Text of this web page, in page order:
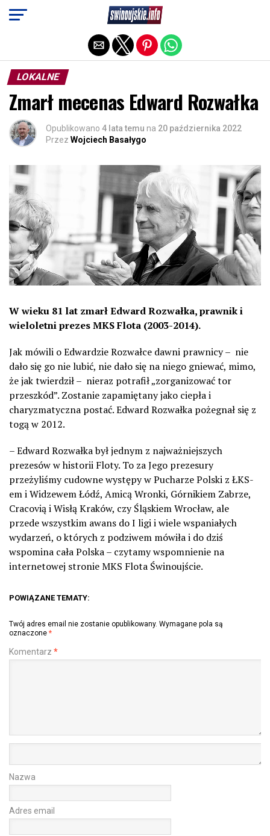
LOKALNE
Zmarł mecenas Edward Rozwałka
Opublikowano 4 lata temu na 20 października 2022
Przez Wojciech Basałygo
W wieku 81 lat zmarł Edward Rozwałka, prawnik i
wieloletni prezes MKS Flota (2003-2014).
Jak mówili o Edwardzie Rozwałce dawni prawnicy – nie
dało się go nie lubić, nie dało się na niego gniewać, mimo,
że jak twierdził – nieraz potrafił „zorganizować tor
przeszkód”. Zostanie zapamiętany jako ciepła i
charyzmatyczna postać. Edward Rozwałka pożegnał się z
togą w 2012.
– Edward Rozwałka był jednym z najważniejszych
prezesów w historii Floty. To za Jego prezesury
przeżyliśmy cudowne występy w Pucharze Polski z ŁKS-
em i Widzewem Łódź, Amicą Wronki, Górnikiem Zabrze,
Cracovią i Wisłą Kraków, czy Śląskiem Wrocław, ale
przede wszystkim awans do I ligi i wiele wspaniałych
wydarzeń, o których z podziwem mówiła i do dziś
wspomina cała Polska – czytamy wspomnienie na
internetowej stronie MKS Flota Świnoujście.
POWIĄZANE TEMATY:
Twój adres email nie zostanie opublikowany. Wymagane pola są
oznaczone *
Komentarz *
Nazwa
Adres email
Exit mobile version